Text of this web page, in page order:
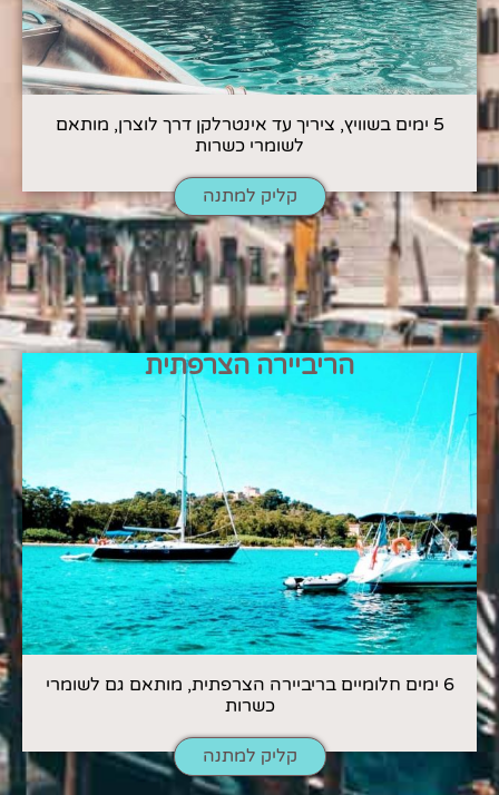
5 ימים בשוויץ, ציריך עד אינטרלקן דרך לוצרן, מותאם
לשומרי כשרות
קליק למתנה
הריביירה הצרפתית
6 ימים חלומיים בריביירה הצרפתית, מותאם גם לשומרי
כשרות
קליק למתנה